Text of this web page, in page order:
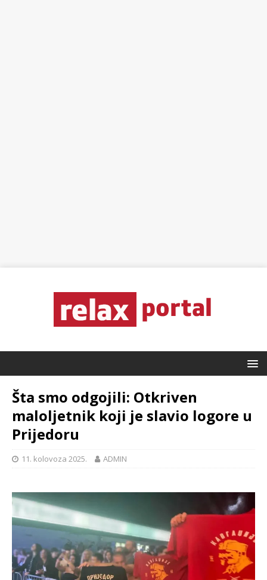
Šta smo odgojili: Otkriven
maloljetnik koji je slavio logore u
Prijedoru
11. kolovoza 2025. ADMIN